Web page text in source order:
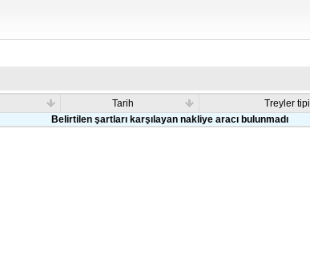
Tarih Treyler tipi
Belirtilen şartları karşılayan nakliye aracı bulunmadı